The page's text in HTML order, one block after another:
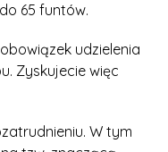
65 funtów.
udzielenia
Zyskujecie więc
W tym